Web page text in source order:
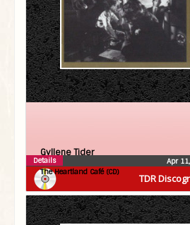
TDR
Gyllene Tider
The Heartland Café (CD)
Apr
Details